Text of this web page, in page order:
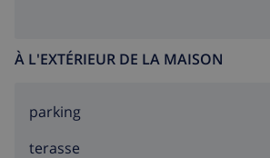
À L'EXTÉRIEUR DE LA MAISON
parking
terasse